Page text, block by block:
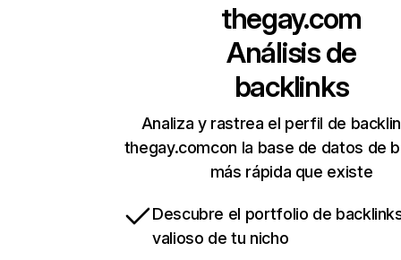
thegay.com
Análisis de
backlinks
Analiza y rastrea el perfil de
thegay.comcon la base de datos de
más rápida que existe
Descubre el portfolio de
valioso de tu nicho